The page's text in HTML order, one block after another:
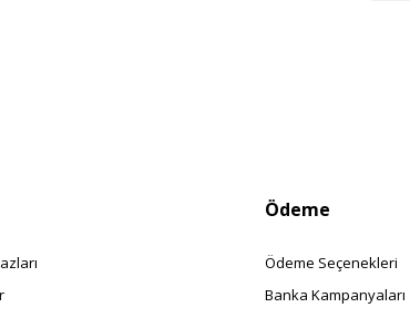
Ödeme
Ödeme Seçenekleri
Banka Kampanyaları